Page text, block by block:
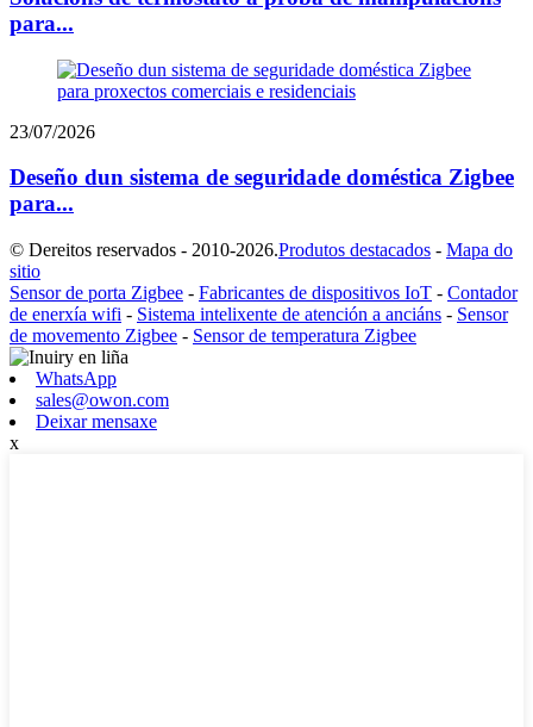
para...
23/07/2026
Deseño dun sistema de seguridade doméstica Zigbee
para...
© Dereitos reservados - 2010-2026.Produtos destacados - Mapa do
sitio
Sensor de porta Zigbee - Fabricantes de dispositivos IoT - Contador
de enerxía wifi - Sistema intelixente de atención a anciáns - Sensor
de movemento Zigbee - Sensor de temperatura Zigbee
WhatsApp
sales@owon.com
Deixar mensaxe
x